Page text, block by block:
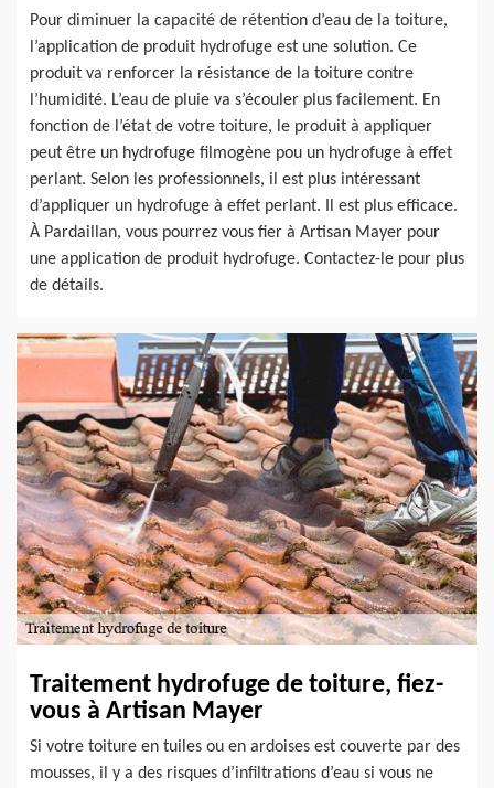
Pour diminuer la capacité de rétention d’eau de la toiture,
l’application de produit hydrofuge est une solution. Ce
produit va renforcer la résistance de la toiture contre
l’humidité. L’eau de pluie va s’écouler plus facilement. En
fonction de l’état de votre toiture, le produit à appliquer
peut être un hydrofuge filmogène pou un hydrofuge à effet
perlant. Selon les professionnels, il est plus intéressant
d’appliquer un hydrofuge à effet perlant. Il est plus efficace.
À Pardaillan, vous pourrez vous fier à Artisan Mayer pour
une application de produit hydrofuge. Contactez-le pour plus
de détails.
Traitement hydrofuge de toiture, fiez-
vous à Artisan Mayer
Si votre toiture en tuiles ou en ardoises est couverte par des
mousses, il y a des risques d’infiltrations d’eau si vous ne